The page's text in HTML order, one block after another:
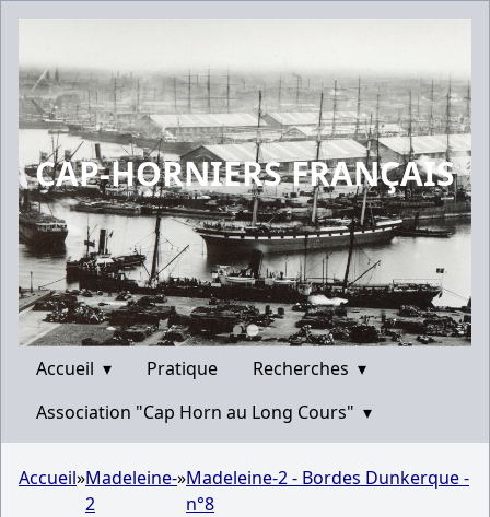
CAP-HORNIERS FRANÇAIS
Accueil ▾ Pratique Recherches ▾
Association "Cap Horn au Long Cours" ▾
Accueil»Madeleine-
2
»Madeleine-2 - Bordes Dunkerque -
n°8